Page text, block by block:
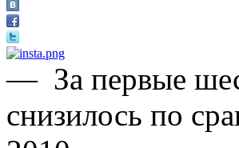
— За первые
снизилось по